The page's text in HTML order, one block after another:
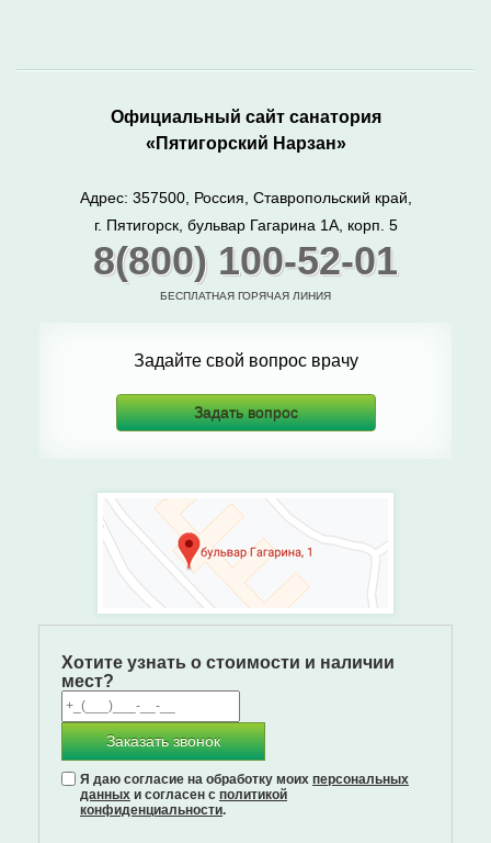
Задайте свой вопрос врачу
Задать вопрос
Официальный сайт санатория
«Пятигорский Нарзан»
Адрес: 357500, Россия, Ставропольский край,
г. Пятигорск, бульвар Гагарина 1А, корп. 5
8(800) 100-52-01
БЕСПЛАТНАЯ ГОРЯЧАЯ ЛИНИЯ
Хотите узнать о стоимости и наличии
мест?
Заказать звонок
Я даю согласие на обработку моих персональных
данных и согласен с политикой
конфиденциальности.